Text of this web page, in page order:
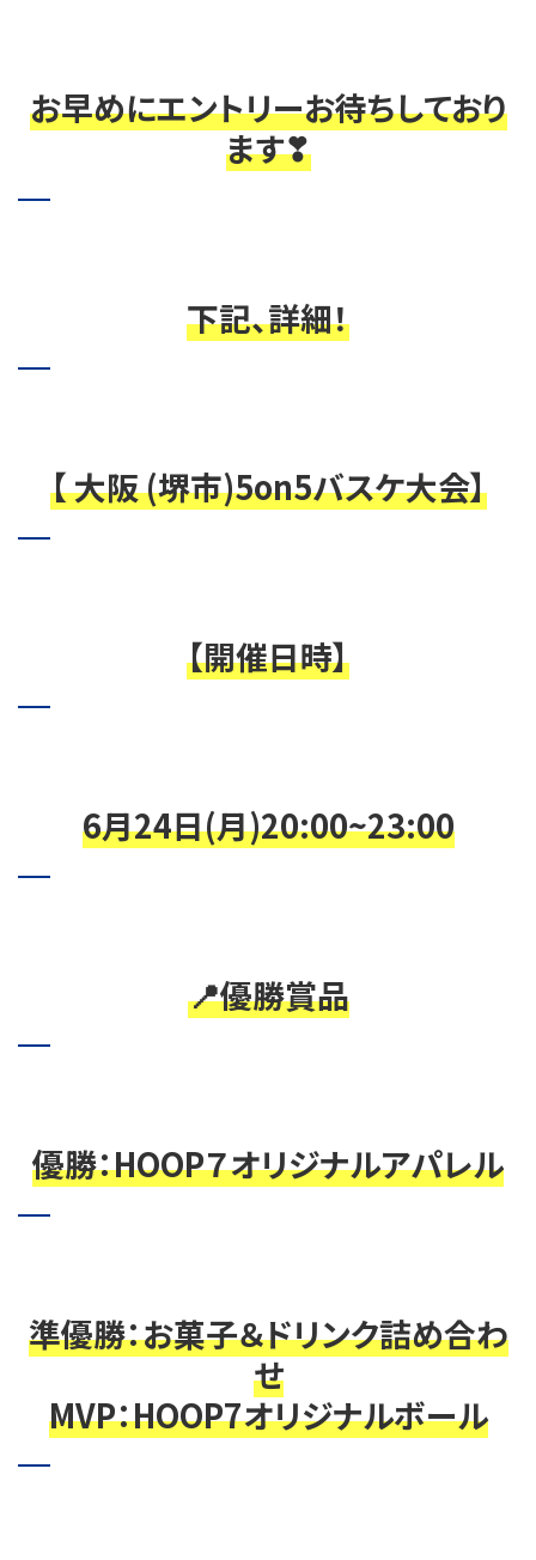
お早めにエントリーお待ちしており
ます❣
下記、詳細！
【 大阪 (堺市)5on5バスケ大会】
【開催日時】
6月24日(月)20:00~23:00
📍優勝賞品
優勝：HOOP７オリジナルアパレル
準優勝：お菓子＆ドリンク詰め合わ
せ
MVP：HOOP7オリジナルボール